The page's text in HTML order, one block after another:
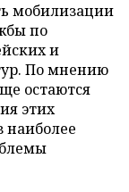
мобилизации
по
и
По мнению
остаются
этих
наиболее